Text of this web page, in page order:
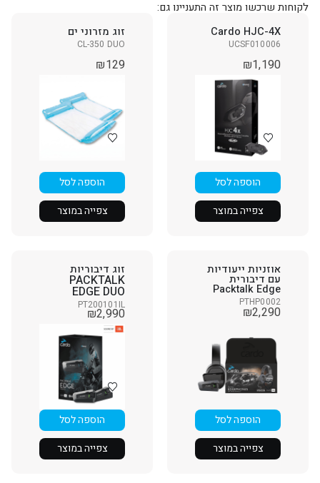
לקוחות שרכשו מוצר זה התעניינו גם:
Cardo HJC-4X
UCSF010006
₪1,190
הוספה לסל
צפייה במוצר
זוג מזרוני ים
CL-350 DUO
₪129
הוספה לסל
צפייה במוצר
אוזניות ייעודיות
עם דיבורית
Packtalk Edge
PTHP0002
₪2,290
הוספה לסל
צפייה במוצר
זוג דיבוריות
PACKTALK
EDGE DUO
PT200101IL
₪2,990
הוספה לסל
צפייה במוצר